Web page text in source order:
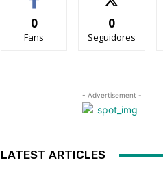
0
Fans
0
Seguidores
- Advertisement -
LATEST ARTICLES